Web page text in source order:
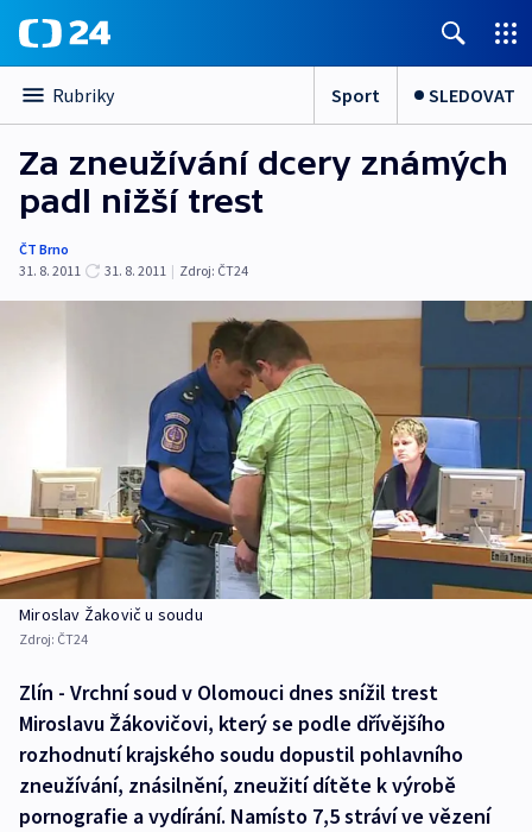
Rubriky Sport SLEDOVAT
Za zneužívání dcery známých
padl nižší trest
ČT Brno
31. 8. 2011
31. 8. 2011 | Zdroj: ČT24
Miroslav Žakovič u soudu
Zdroj: ČT24
Zlín - Vrchní soud v Olomouci dnes snížil trest
Miroslavu Žákovičovi, který se podle dřívějšího
rozhodnutí krajského soudu dopustil pohlavního
zneužívání, znásilnění, zneužití dítěte k výrobě
pornografie a vydírání. Namísto 7,5 stráví ve vězení